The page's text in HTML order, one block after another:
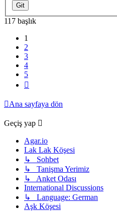
117 başlık
1
2
3
4
5
Ana sayfaya dön
Geçiş yap
Agar.io
Lak Lak Köşesi
↳ Sohbet
↳ Tanişma Yerimiz
↳ Anket Odası
International Discussions
↳ Language: German
Aşk Köşesi